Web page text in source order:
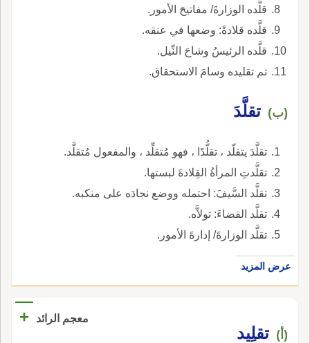
قلَّده الوزارةَ/ مفاتيحَ الأمور.
قلَّده قلادةً: وضعها في عنقه.
قلَّده الرئيسُ وشاحَ النِّيل.
تم تقليده وسامَ الاستحقاق.
(ب) تقلَّدَ
تقلَّدَ يتقلّد ، تقلُّدًا ، فهو مُتقلِّد ، والمفعول مُتقلَّد.
تقلَّدتِ المرأةُ القِلادةَ لبستها.
تقلَّد السَّيفَ: احتمله ووضع نجادَه على منكبه.
تقلَّد القضاءَ: تولاَّه.
تقلَّد الوزارةَ/ إدارةَ الأمور.
عرض المزيد
معجم الرائد +
(أ) تقلِيد